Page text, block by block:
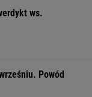
ws.
Powód